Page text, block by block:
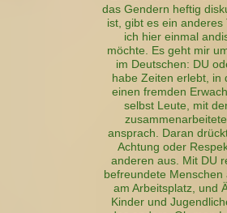
das Gendern heftig
ist, gibt es ein anderes
ich hier einmal
möchte. Es geht mir
im Deutschen: DU
habe Zeiten erlebt, in
einen fremden
selbst Leute, mit
ansprach. Daran
Achtung oder
anderen aus. Mit DU
befreundete Menschen
am Arbeitsplatz, und
Kinder und